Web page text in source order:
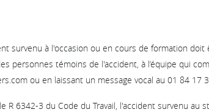
survenu à l'occasion ou en cours de formation
personnes témoins de l'accident, à l’équipe qui
ou en laissant un message vocal au 01 84 17
R 6342-3 du Code du Travail, l'accident survenu au